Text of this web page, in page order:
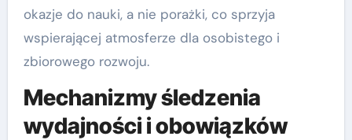
okazje do nauki, a nie porażki, co sprzyja
wspierającej atmosferze dla osobistego i
zbiorowego rozwoju.
Mechanizmy śledzenia
wydajności i obowiązków